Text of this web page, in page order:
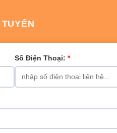
Số Điện Thoại: *